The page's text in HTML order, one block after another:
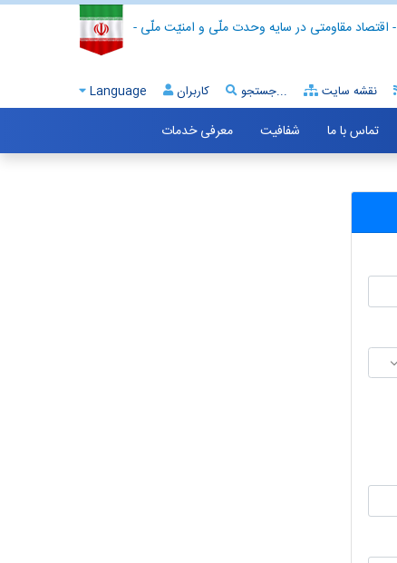
- اقتصاد مقاومتی در سایه وحدت ملّی و امنیّت ملّی -
Language کاربران جستجو... نقشه سایت
تماس با ما شفافیت معرفی خدمات